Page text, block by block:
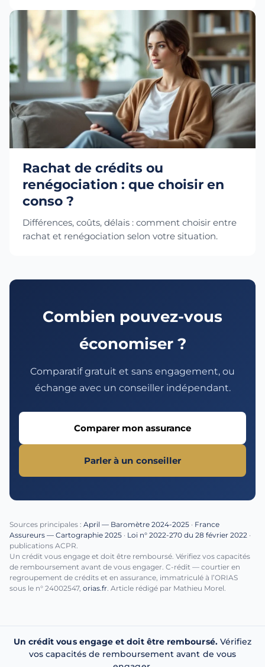
Rachat de crédits ou
renégociation : que choisir en
conso ?
Différences, coûts, délais : comment choisir entre
rachat et renégociation selon votre situation.
Combien pouvez-vous
économiser ?
Comparatif gratuit et sans engagement, ou
échange avec un conseiller indépendant.
Comparer mon assurance
Parler à un conseiller
Sources principales : April — Baromètre 2024-2025 · France
Assureurs — Cartographie 2025 · Loi n° 2022-270 du 28 février 2022 ·
publications ACPR.
Un crédit vous engage et doit être remboursé. Vérifiez vos capacités
de remboursement avant de vous engager. C-rédit — courtier en
regroupement de crédits et en assurance, immatriculé à l’ORIAS
sous le n° 24002547, orias.fr . Article rédigé par Mathieu Morel.
Un crédit vous engage et doit être remboursé.Vérifiez
vos capacités de remboursement avant de vous